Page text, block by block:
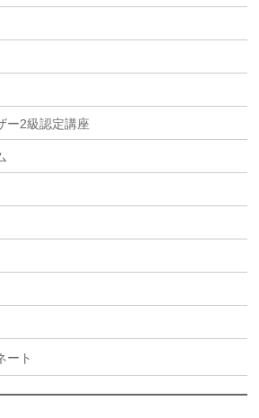
ー2級認定講座
ート